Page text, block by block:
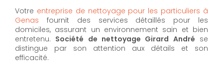
Votre entreprise de nettoyage pour les particuliers à
Genas fournit des services détaillés pour les
domiciles, assurant un environnement sain et bien
entretenu. Société de nettoyage Girard André se
distingue par son attention aux détails et son
efficacité.